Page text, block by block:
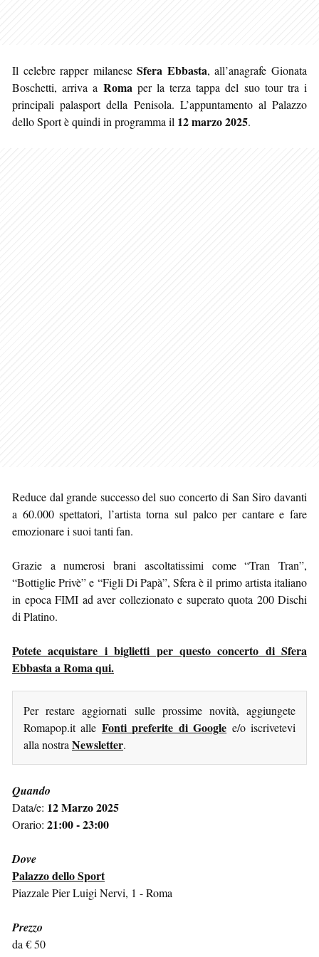
Il celebre rapper milaneseSfera Ebbasta, all’anagrafe Gionata
Boschetti, arriva a Roma per la terza tappa del suo tour tra i
principali palasport della Penisola. L’appuntamento al Palazzo
dello Sport è quindi in programma il 12 marzo 2025.
Reduce dal grande successo del suo concerto di San Siro davanti
a 60.000 spettatori, l’artista torna sul palco per cantare e fare
emozionare i suoi tanti fan.
Grazie a numerosi brani ascoltatissimi come “Tran Tran”,
“Bottiglie Privè” e “Figli Di Papà”, Sfera è il primo artista italiano
in epoca FIMI ad aver collezionato e superato quota 200 Dischi
di Platino.
Potete acquistare i biglietti per questo concerto di Sfera
Ebbasta a Roma qui.
Per restare aggiornati sulle prossime novità, aggiungete
Romapop.it alle Fonti preferite di Google e/o iscrivetevi
alla nostra Newsletter.
Quando
Data/e: 12 Marzo 2025
Orario: 21:00 - 23:00
Dove
Palazzo dello Sport
Piazzale Pier Luigi Nervi, 1 - Roma
Prezzo
da € 50